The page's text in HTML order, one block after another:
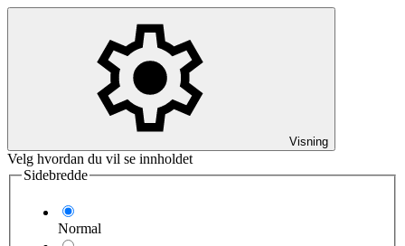
Visning
Velg hvordan du vil se innholdet
Sidebredde
Normal